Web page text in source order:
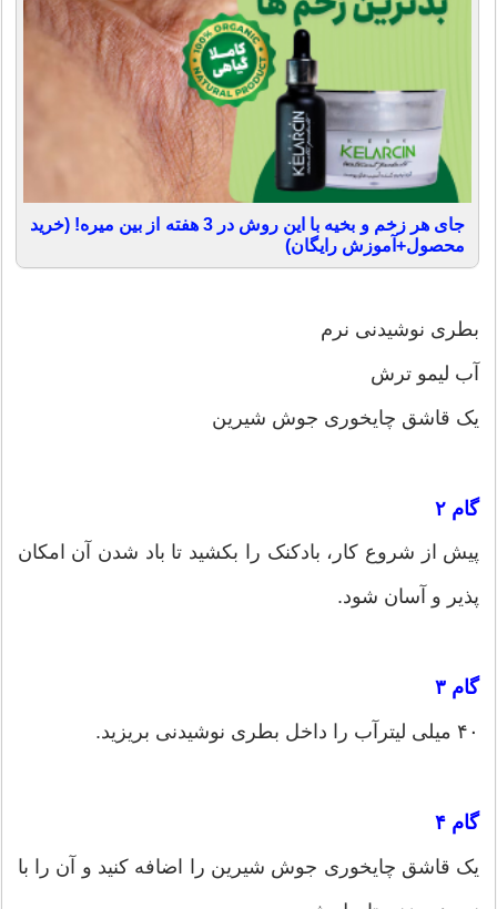
جای هر زخم و بخیه با این روش در 3 هفته از بین میره! (خرید
محصول+آموزش رایگان)
بطری نوشیدنی نرم
آب لیمو ترش
یک قاشق چایخوری جوش شیرین
گام ۲
پیش از شروع کار، بادکنک را بکشید تا باد شدن آن امکان
پذیر و آسان شود.
گام ۳
۴۰ میلی لیترآب را داخل بطری نوشیدنی بریزید.
گام ۴
یک قاشق چایخوری جوش شیرین را اضافه کنید و آن را با